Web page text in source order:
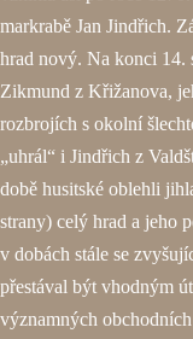
markrabě Jan Jindřich.
hrad nový. Na konci 14.
Zikmund z Křižanova,
rozbrojích s okolní
„uhrál“ i Jindřich z
době husitské oblehli
strany) celý hrad a jeho
v dobách stále se
přestával být vhodným
významných